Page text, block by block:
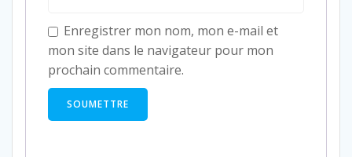
Enregistrer mon nom, mon e-mail et
mon site dans le navigateur pour mon
prochain commentaire.